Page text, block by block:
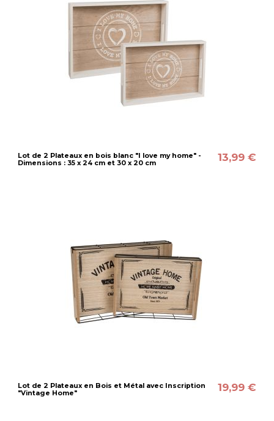
Lot de 2 Plateaux en bois blanc "I love my home" -
Dimensions : 35 x 24 cm et 30 x 20 cm
13,99 €
Lot de 2 Plateaux en Bois et Métal avec Inscription
"Vintage Home"
19,99 €